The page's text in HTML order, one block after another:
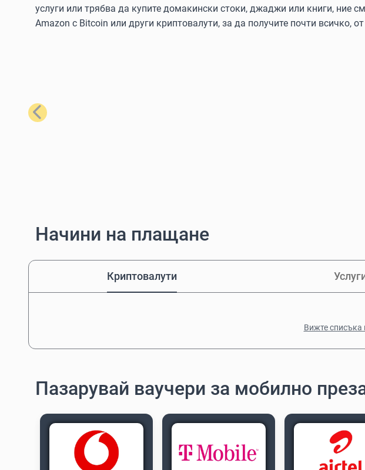
услуги или трябва да купите домакински стоки, джаджи или книги, ние
Amazon с Bitcoin или други криптовалути, за да получите почти всичко,
Предишен
Начини на плащане
Криптовалути
Вижте списъка
Пазарувай ваучери за мобилно